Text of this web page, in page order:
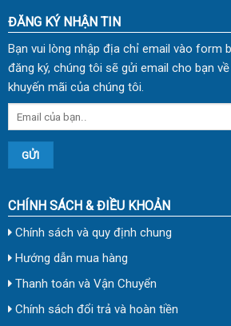
ĐĂNG KÝ NHẬN TIN
Bạn vui lòng nhập địa chỉ email vào form
đăng ký, chúng tôi sẽ gửi email cho bạn
khuyến mãi của chúng tôi.
CHÍNH SÁCH & ĐIỀU KHOẢN
Chính sách và quy định chung
Hướng dẫn mua hàng
Thanh toán và Vận Chuyển
Chính sách đổi trả và hoàn tiền